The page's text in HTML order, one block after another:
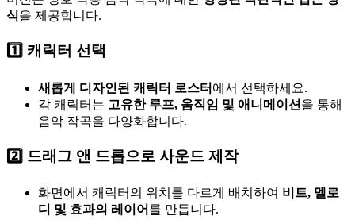
식을 제공합니다.
1️⃣ 캐릭터 선택
새롭게 디자인된 캐릭터 로스터 에서 선택하세요.
각 캐릭터는 고유한 루프, 움직임 및 애니메이션 을 통해
음악 작곡을 다양화합니다.
2️⃣ 드래그 앤 드롭으로 사운드 제작
화면에서 캐릭터의 위치를 다르게 배치하여 비트, 멜로
디 및 효과의 레이어 를 만듭니다.